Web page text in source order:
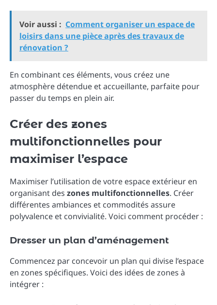
Voir aussi : Comment organiser un espace de
loisirs dans une pièce après des travaux de
rénovation ?
En combinant ces éléments, vous créez une
atmosphère détendue et accueillante, parfaite pour
passer du temps en plein air.
Créer des zones
multifonctionnelles pour
maximiser l’espace
Maximiser l’utilisation de votre espace extérieur en
organisant des zones multifonctionnelles. Créer
différentes ambiances et commodités assure
polyvalence et convivialité. Voici comment procéder :
Dresser un plan d’aménagement
Commencez par concevoir un plan qui divise l’espace
en zones spécifiques. Voici des idées de zones à
intégrer :